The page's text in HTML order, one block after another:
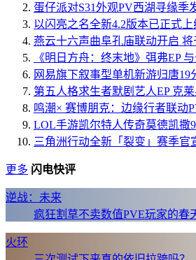
蛋仔派对S31外观PV西湖寻缘季
以闪亮之名全新4.2版本已正式
燕云十六声曲阜孔庙联动开启
《明日方舟：终末地》弭弗EP
网易旗下叙事型单机新游归唐19
第五人格求生者默剧艺人EP 克
鸣潮× 赛博朋克：边缘行者联动
LOL手游凯尔特人传奇莫德凯撒
三角洲行动全新「裂变」赛季官
更多 闪电快评
逆战：未来
疯狂割草不卖数值PVE玩家的春
火环